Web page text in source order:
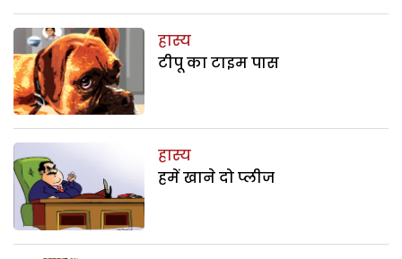
हास्य
टीपू का टाइम पास
हास्य
हमें खाने दो प्लीज